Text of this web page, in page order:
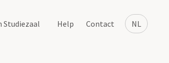
NL
Studiezaal Help Contact